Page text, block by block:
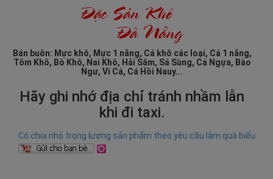
Bán buôn: Mực khô, Mực 1 nắng, Cá khô các loại, Cá 1 nắng,
Tôm Khô, Bò Khô, Nai Khô, Hải Sâm, Sá Sùng, Cá Ngựa, Bào
Ngư, Vi Cá, Cá Hồi Nauy...
Hãy ghi nhớ địa chỉ tránh nhầm lẫn
khi đi taxi.
Có chia nhỏ trọng lượng sản phẩm theo yêu cầu làm quà biếu